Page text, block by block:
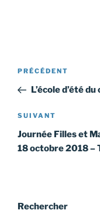
Navigation
l’article
Article
précédent
PRÉCÉDENT
L’école d’été
Article
suivant
SUIVANT
Journée Filles et
18 octobre 2018 –
Rechercher